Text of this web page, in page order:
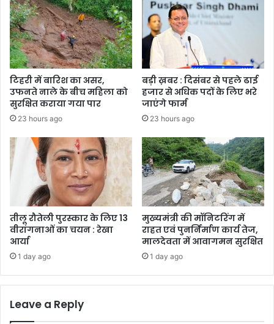
टिहरी में बारिश का असर,
उफनते नाले के बीच महिला को
सुरक्षित कराया गया पार
23 hours ago
बड़ी ख़बर : दिसंबर से पहले ढाई
हजार से अधिक पदों के लिए भरे
जाएंगे फार्म
23 hours ago
तीलू रौतेली पुरस्कार के लिए 13
वीरांगनाओं का चयन : रेखा
आर्या
1 day ago
मुख्यमंत्री की मॉनिटरिंग में
राहत एवं पुनर्निर्माण कार्य तेज,
मालदेवता में आवागमन सुरक्षित
1 day ago
Leave a Reply